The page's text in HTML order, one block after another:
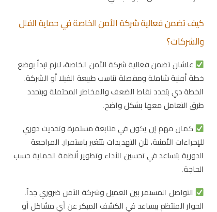
كيف تضمن فعالية شركة الأمن الخاصة في حماية الفلل
والشركات؟
علشان تضمن فعالية شركة الأمن الخاصة، لازم تبدأ بوضع
خطة أمنية شاملة ومفصلة تناسب طبيعة الفيلا أو الشركة.
الخطة دي بتحدد نقاط الضعف والمخاطر المحتملة وبتحدد
طرق التعامل معها بشكل واضح.
كمان مهم إن يكون في متابعة مستمرة وتحديث دوري
للإجراءات الأمنية، لأن التهديدات بتتغير باستمرار. المراجعة
الدورية بتساعد في تحسين الأداء وتطوير أنظمة الحماية حسب
الحاجة.
التواصل المستمر بين العميل وشركة الأمن ضروري جداً.
الحوار المنتظم بيساعد في الكشف المبكر عن أي مشاكل أو